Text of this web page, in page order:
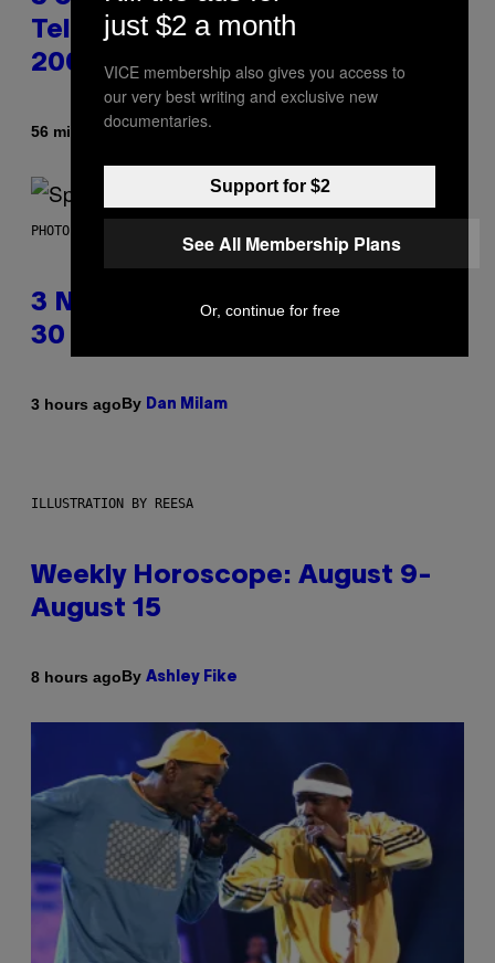
Television Theme Songs of the
2000s
56 minutes agoBy
PHOTO BY TIM RONEY/GETTY IMAGES
3 No-Skip Pop Albums Turning
30 This Year
3 hours agoBy Dan Milam
ILLUSTRATION BY REESA
Weekly Horoscope: August 9-
August 15
8 hours agoBy Ashley Fike
just $2 a month
VICE membership also gives you access to
our very best writing and exclusive new
documentaries.
Support for $2
See All Membership Plans
Or, continue for free